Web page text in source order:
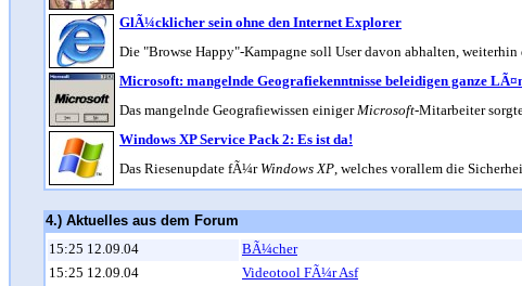
GlÃ¼cklicher sein ohne den Internet Explorer
Die "Browse Happy"-Kampagne soll User davon abhalten, weiterhin
Microsoft: mangelnde Geografiekenntnisse beleidigen ganze
Das mangelnde Geografiewissen einigerMicrosoft-Mitarbeiter
Windows XP Service Pack 2: Es ist da!
Das Riesenupdate fÃ¼r Windows XP, welches vorallem die
4.) Aktuelles aus dem Forum
15:25 12.09.04
BÃ¼cher
15:25 12.09.04
Videotool FÃ¼r Asf